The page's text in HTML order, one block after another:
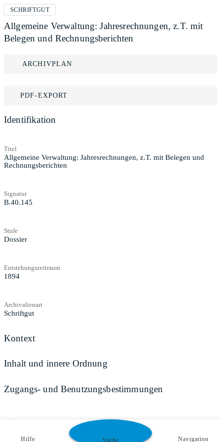
SCHRIFTGUT
Allgemeine Verwaltung: Jahresrechnungen, z.T. mit
Belegen und Rechnungsberichten
ARCHIVPLAN
PDF-EXPORT
Identifikation
Titel
Allgemeine Verwaltung: Jahresrechnungen, z.T. mit Belegen und
Rechnungsberichten
Signatur
B.40.145
Stufe
Dossier
Entstehungszeitraum
1894
Archivalienart
Schriftgut
Kontext
Inhalt und innere Ordnung
Zugangs- und Benutzungsbestimmungen
Teilen
Hilfe Suche Navigation